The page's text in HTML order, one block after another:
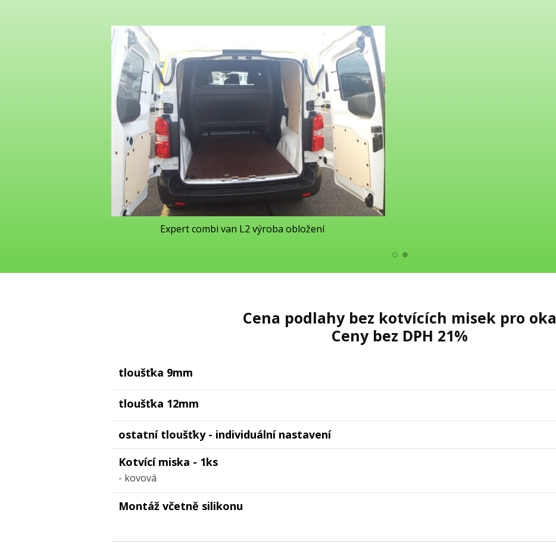
Expert combi van L2 výroba obložení
Cena podlahy bez kotvících misek pro oka
Ceny bez DPH 21%
tloušťka 9mm
tloušťka 12mm
ostatní tloušťky - individuální nastavení
Kotvící miska - 1ks
- kovová
Montáž včetně silikonu